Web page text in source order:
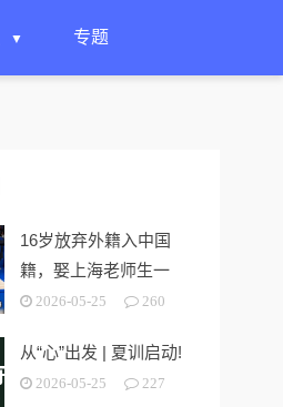
专题
16岁放弃外籍入中国
籍，娶上海老师生一
女，24岁帮上海男篮进
2026-05-25 260
从“心”出发 | 夏训启动!
2026-05-25 227